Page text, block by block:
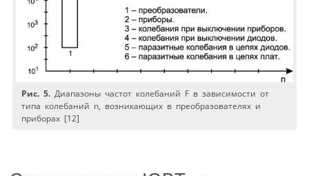
Рис. 5. Диапазоны частот колебаний F в зависимости от
типа колебаний n, возникающих в преобразователях и
приборах [12]